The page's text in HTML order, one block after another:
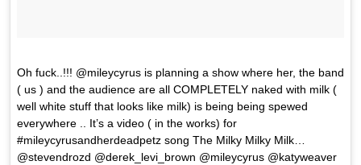
Oh fuck..!!! @mileycyrus is planning a show where her, the band
( us ) and the audience are all COMPLETELY naked with milk (
well white stuff that looks like milk) is being being spewed
everywhere .. It’s a video ( in the works) for
#mileycyrusandherdeadpetz song The Milky Milky Milk…
@stevendrozd @derek_levi_brown @mileycyrus @katyweaver